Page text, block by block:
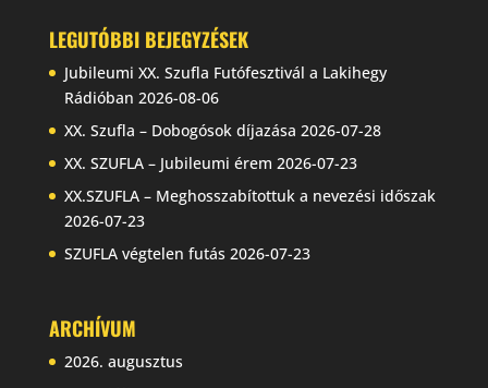
LEGUTÓBBI BEJEGYZÉSEK
Jubileumi XX. Szufla Futófesztivál a Lakihegy
Rádióban 2026-08-06
XX. Szufla – Dobogósok díjazása 2026-07-28
XX. SZUFLA – Jubileumi érem 2026-07-23
XX.SZUFLA – Meghosszabítottuk a nevezési időszak
2026-07-23
SZUFLA végtelen futás 2026-07-23
ARCHÍVUM
2026. augusztus